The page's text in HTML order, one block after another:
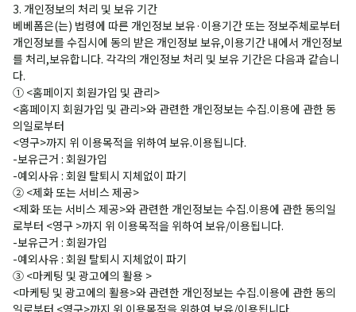
3. 개인정보의 처리 및 보유 기간
베베폼은(는) 법령에 따른 개인정보 보유·이용기간 또는 정보주체로부터
개인정보를 수집시에 동의 받은 개인정보 보유,이용기간 내에서 개인정보
를 처리,보유합니다. 각각의 개인정보 처리 및 보유 기간은 다음과 같습니
다.
① <홈페이지 회원가입 및 관리>
<홈페이지 회원가입 및 관리>와 관련한 개인정보는 수집.이용에 관한 동
의일로부터
<영구>까지 위 이용목적을 위하여 보유.이용됩니다.
-보유근거 : 회원가입
-예외사유 : 회원 탈퇴시 지체없이 파기
② <제화 또는 서비스 제공>
<제화 또는 서비스 제공>와 관련한 개인정보는 수집.이용에 관한 동의일
로부터 <영구 >까지 위 이용목적을 위하여 보유/이용됩니다.
-보유근거 : 회원가입
-예외사유 : 회원 탈퇴시 지체없이 파기
③ <마케팅 및 광고에의 활용 >
<마케팅 및 광고에의 활용>와 관련한 개인정보는 수집.이용에 관한 동의
일로부터 <영구>까지 위 이용목적을 위하여 보유/이용됩니다.